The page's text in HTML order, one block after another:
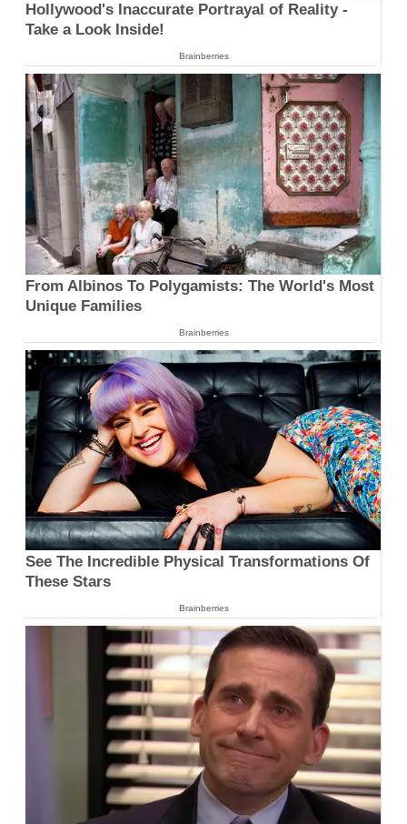
Hollywood's Inaccurate Portrayal of Reality -
Take a Look Inside!
Brainberries
From Albinos To Polygamists: The World's Most
Unique Families
Brainberries
See The Incredible Physical Transformations Of
These Stars
Brainberries